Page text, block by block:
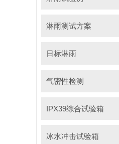
淋雨测试方案
日标淋雨
气密性检测
IPX39综合试验箱
冰水冲击试验箱